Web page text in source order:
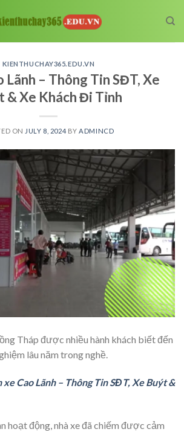
KIENTHUCHAY365.EDU.VN
Lãnh – Thông Tin SĐT, Xe
& Xe Khách Đi Tỉnh
ON JULY 8, 2024 BY ADMINCD
Tháp được nhiều hành khách biết đến
lâu năm trong nghề.
xe Cao Lãnh – Thông Tin SĐT, Xe Buýt &
hoạt động, nhà xe đã chiếm được cảm